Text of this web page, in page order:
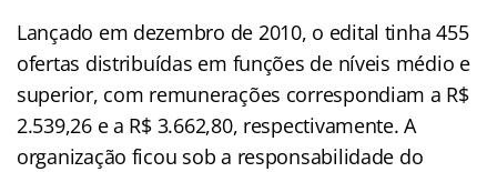
Lançado em dezembro de 2010, o edital tinha 455
ofertas distribuídas em funções de níveis médio e
superior, com remunerações correspondiam a R$
2.539,26 e a R$ 3.662,80, respectivamente. A
organização ficou sob a responsabilidade do